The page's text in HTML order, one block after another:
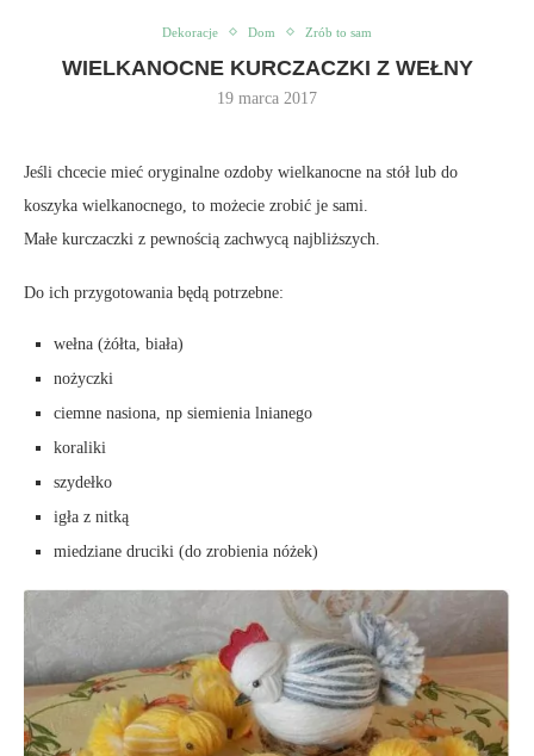
Dekoracje Dom Zrób to sam
WIELKANOCNE KURCZACZKI Z WEŁNY
19 marca 2017
Jeśli chcecie mieć oryginalne ozdoby wielkanocne na stół lub do
koszyka wielkanocnego, to możecie zrobić je sami.
Małe kurczaczki z pewnością zachwycą najbliższych.
Do ich przygotowania będą potrzebne:
wełna (żółta, biała)
nożyczki
ciemne nasiona, np siemienia lnianego
koraliki
szydełko
igła z nitką
miedziane druciki (do zrobienia nóżek)